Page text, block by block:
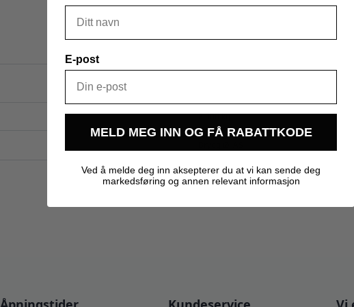
8,000 kg
E-post
MELD MEG INN OG FÅ RABATTKODE
Ved å melde deg inn aksepterer du at vi kan sende deg
markedsføring og annen relevant informasjon